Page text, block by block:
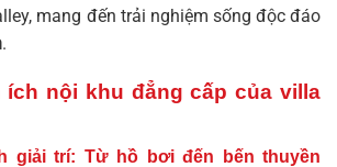
, mang đến trải nghiệm sống độc đáo
.
ích nội khu đẳng cấp của villa
giải trí: Từ hồ bơi đến bến thuyền